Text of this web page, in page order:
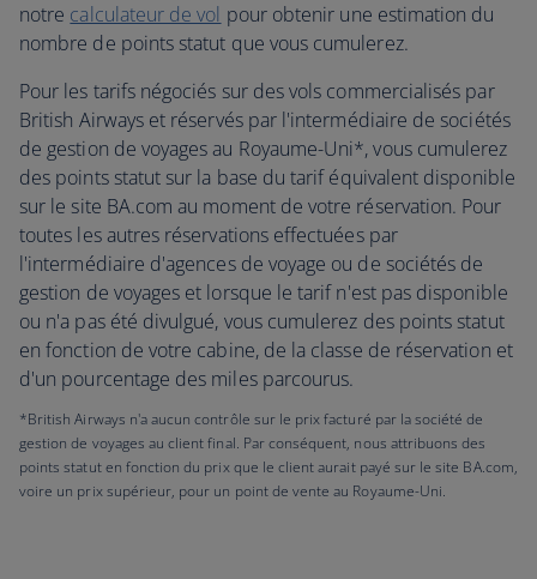
notre calculateur de vol pour obtenir une estimation du
nombre de points statut que vous cumulerez.
Pour les tarifs négociés sur des vols commercialisés par
British Airways et réservés par l'intermédiaire de sociétés
de gestion de voyages au Royaume-Uni*, vous cumulerez
des points statut sur la base du tarif équivalent disponible
sur le site BA.com au moment de votre réservation. Pour
toutes les autres réservations effectuées par
l'intermédiaire d'agences de voyage ou de sociétés de
gestion de voyages et lorsque le tarif n'est pas disponible
ou n'a pas été divulgué, vous cumulerez des points statut
en fonction de votre cabine, de la classe de réservation et
d'un pourcentage des miles parcourus.
*British Airways n'a aucun contrôle sur le prix facturé par la société de
gestion de voyages au client final. Par conséquent, nous attribuons des
points statut en fonction du prix que le client aurait payé sur le site BA.com,
voire un prix supérieur, pour un point de vente au Royaume-Uni.